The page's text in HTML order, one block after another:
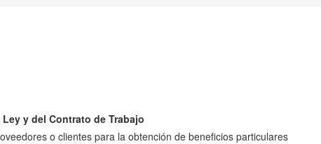
y del Contrato de Trabajo
o clientes para la obtención de beneficios particulares